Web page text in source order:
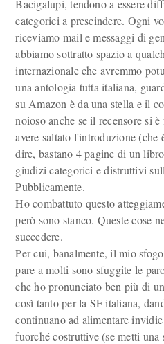
Bacigalupi, tendono a essere
categorici a prescindere. Ogni
riceviamo mail e messaggi di
abbiamo sottratto spazio a
internazionale che avremmo
una antologia tutta italiana,
su Amazon è da una stella e il
noioso anche se il recensore si
avere saltato l'introduzione (che
dire, bastano 4 pagine di un
giudizi categorici e distruttivi
Pubblicamente.
Ho combattuto questo
però sono stanco. Queste cose
succedere.
Per cui, banalmente, il mio
pare a molti sono sfuggite le
che ho pronunciato ben più di
così tanto per la SF italiana,
continuano ad alimentare
fuorché costruttive (se metti